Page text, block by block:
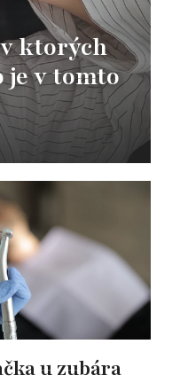
ktorých
je v tomto
u zubára